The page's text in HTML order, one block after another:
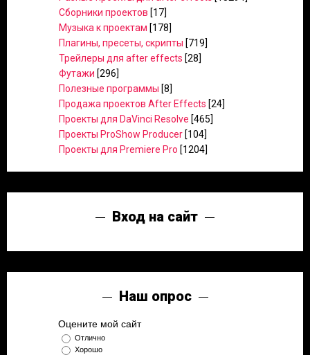
Сборники проектов [17]
Музыка к проектам [178]
Плагины, пресеты, скрипты [719]
Трейлеры для after effects [28]
Футажи [296]
Полезные программы [8]
Продажа проектов After Effects [24]
Проекты для DaVinci Resolve [465]
Проекты ProShow Producer [104]
Проекты для Premiere Pro [1204]
Вход на сайт
Наш опрос
Оцените мой сайт
Отлично
Хорошо